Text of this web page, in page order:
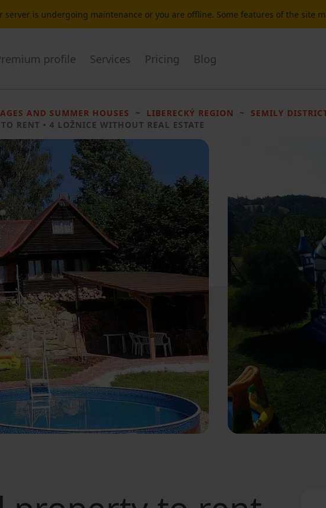
server is undergoing maintenance or you are offline. Some features of the site
profile Services Pricing Blog
AND SUMMER HOUSES LIBERECKÝ REGION
SEMILY
RENT • 4 LOŽNICE WITHOUT REAL ESTATE